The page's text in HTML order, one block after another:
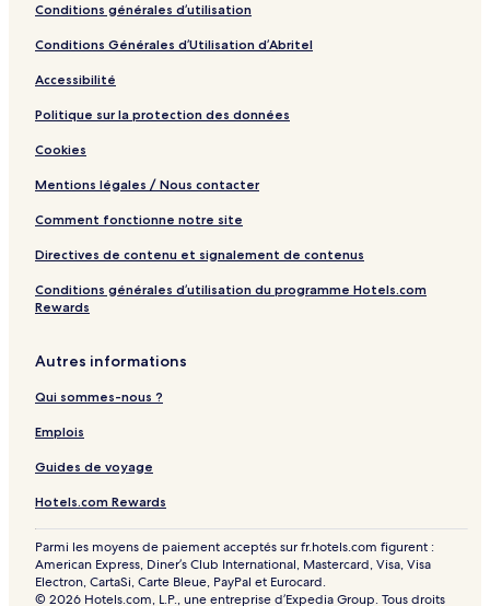
Conditions générales d’utilisation
Conditions Générales d’Utilisation d’Abritel
Accessibilité
Politique sur la protection des données
Cookies
Mentions légales / Nous contacter
Comment fonctionne notre site
Directives de contenu et signalement de contenus
Conditions générales d’utilisation du programme Hotels.com
Rewards
Autres informations
Qui sommes-nous ?
Emplois
Guides de voyage
Hotels.com Rewards
Parmi les moyens de paiement acceptés sur fr.hotels.com figurent :
American Express, Diner’s Club International, Mastercard, Visa, Visa
Electron, CartaSi, Carte Bleue, PayPal et Eurocard.
© 2026 Hotels.com, L.P., une entreprise d’Expedia Group. Tous droits